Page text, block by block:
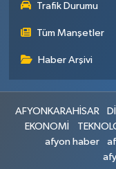
Trafik Durumu
Tüm Manşetler
Haber Arşivi
AFYONKARAHİSAR
EKONOMİ
afyon haber